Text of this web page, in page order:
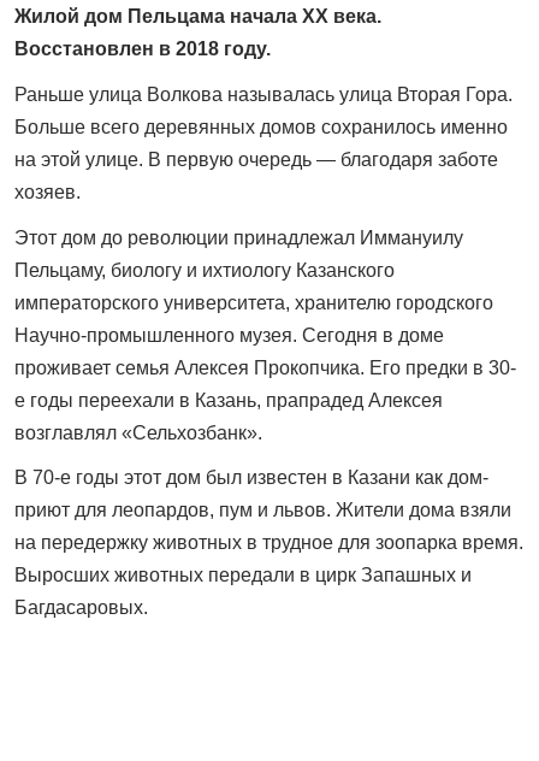
Жилой дом Пельцама начала XX века.
Восстановлен в 2018 году.
Раньше улица Волкова называлась улица Вторая Гора.
Больше всего деревянных домов сохранилось именно
на этой улице. В первую очередь — благодаря заботе
хозяев.
Этот дом до революции принадлежал Иммануилу
Пельцаму, биологу и ихтиологу Казанского
императорского университета, хранителю городского
Научно-промышленного музея. Сегодня в доме
проживает семья Алексея Прокопчика. Его предки в 30-
е годы переехали в Казань, прапрадед Алексея
возглавлял «Сельхозбанк».
В 70-е годы этот дом был известен в Казани как дом-
приют для леопардов, пум и львов. Жители дома взяли
на передержку животных в трудное для зоопарка время.
Выросших животных передали в цирк Запашных и
Багдасаровых.